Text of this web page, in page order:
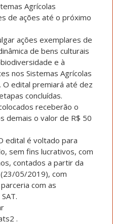
Agrícolas
de ações até o próximo
ações exemplares de
de bens culturais
e à
nos Sistemas Agrícolas
O edital premiará até dez
concluídas.
receberão o
demais o valor de R$ 50
edital é voltado para
sem fins lucrativos, com
contados a partir da
05/2019), com
com as
.